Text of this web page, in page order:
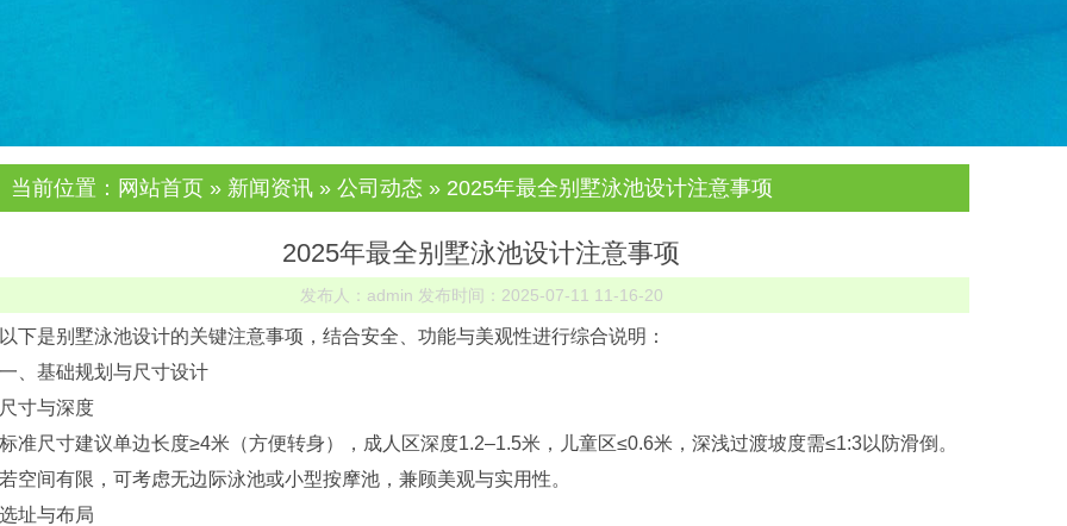
当前位置： 网站首页 » 新闻资讯 » 公司动态 » 2025年最全别墅泳池设计注意事项
2025年最全别墅泳池设计注意事项
发布人：admin 发布时间：2025-07-11 11-16-20
以下是别墅泳池设计的关键注意事项，结合安全、功能与美观性进行综合说明：
一、‌基础规划与尺寸设计‌
尺寸与深度‌
标准尺寸建议单边长度≥4米（方便转身），成人区深度1.2–1.5米，儿童区≤0.6米，深浅过渡坡度需≤1:3以防滑倒‌。
若空间有限，可考虑无边际泳池或小型按摩池，兼顾美观与实用性‌。
选址与布局‌